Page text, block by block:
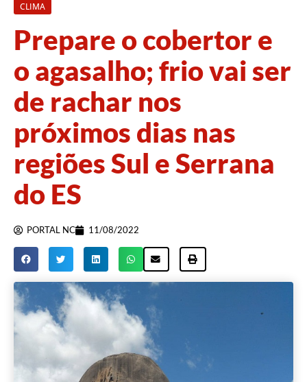
CLIMA
Prepare o cobertor e
o agasalho; frio vai ser
de rachar nos
próximos dias nas
regiões Sul e Serrana
do ES
PORTAL NC 11/08/2022